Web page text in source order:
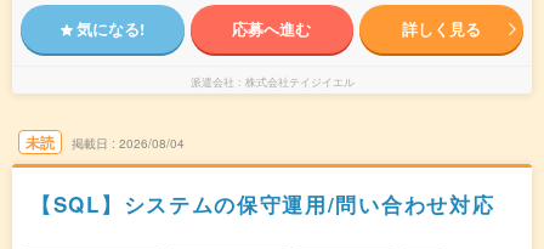
気になる! 応募へ進む 詳しく見る
派遣会社 株式会社テイジイエル
未読 掲載日 2026/08/04
【SQL】システムの保守運用/問い合わせ対応